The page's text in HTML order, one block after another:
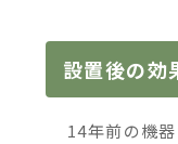
設置後の効
14年前の機